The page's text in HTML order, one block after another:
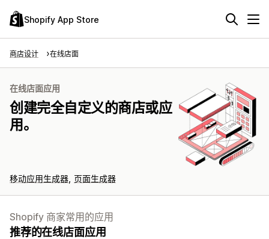
Shopify App Store
商店设计 在线店面
在线店面应用
创建完全自定义的商店或应
用。
移动应用生成器 页面生成器
Shopify 商家常用的应用
推荐的在线店面应用